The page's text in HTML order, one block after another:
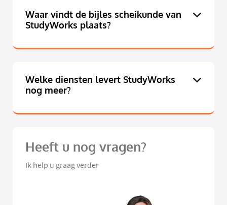
Waar vindt de bijles scheikunde van
StudyWorks plaats?
Welke diensten levert StudyWorks
nog meer?
Heeft u nog vragen?
Ik help u graag verder